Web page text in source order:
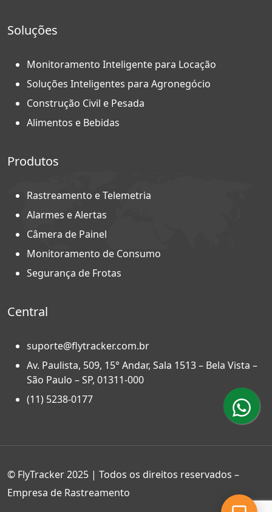
Soluções
Monitoramento Inteligente para Locação
Soluções Inteligentes para Agronegócio
Construção Civil e Pesada
Alimentos e Bebidas
Produtos
Rastreamento e Telemetria
Alarmes e Alertas
Câmera de Painel
Monitoramento de Consumo
Segurança de Frotas
Central
suporte@flytracker.com.br
Av. Paulista, 509, 15° Andar, Sala 1513 – Bela Vista –
São Paulo – SP, 01311-000
(11) 5238-0177
© FlyTracker 2025 | Todos os direitos reservados –
Empresa de Rastreamento